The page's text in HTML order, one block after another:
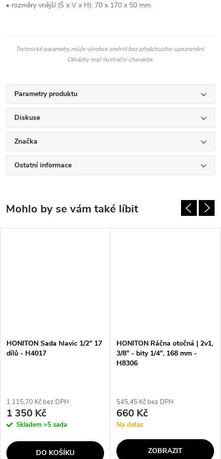
• rozměry vnější (Š x V x H): 70 x 170 x 50 mm
Technické parametry může výrobce změnit bez předchozího upozornění.
Obrázky mají ilustrační charakter.
Parametry produktu
Diskuse
Značka
Ostatní informace
HONITON Sada hlavic 1/2" 17
dílů - H4017
1 115,70 Kč bez DPH
1 350 Kč
Skladem >5 sada
DO KOŠÍKU
HONITON Ráčna otočná | 2v1,
3/8" - bity 1/4", 168 mm -
H8306
545,45 Kč bez DPH
660 Kč
Na dotaz
ZOBRAZIT